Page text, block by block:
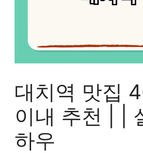
대치역 맛집
이내 추천 | |
하우